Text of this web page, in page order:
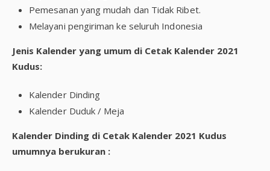
Pemesanan yang mudah dan Tidak Ribet.
Melayani pengiriman ke seluruh Indonesia
Jenis Kalender yang umum di Cetak Kalender 2021
Kudus:
Kalender Dinding
Kalender Duduk / Meja
Kalender Dinding di Cetak Kalender 2021 Kudus
umumnya berukuran :